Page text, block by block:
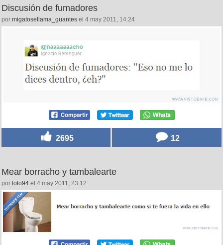
Discusión de fumadores
por migatosellama_guantes el 4 may 2011, 14:24
2695 12
Mear borracho y tambalearte
por toto94 el 4 may 2011, 23:12